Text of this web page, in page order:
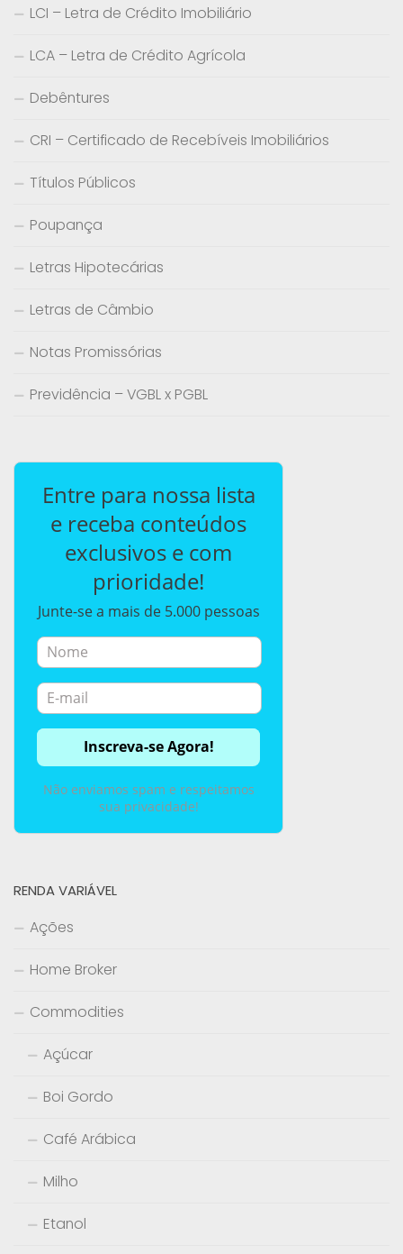
LCI – Letra de Crédito Imobiliário
LCA – Letra de Crédito Agrícola
Debêntures
CRI – Certificado de Recebíveis Imobiliários
Títulos Públicos
Poupança
Letras Hipotecárias
Letras de Câmbio
Notas Promissórias
Previdência – VGBL x PGBL
Entre para nossa lista
e receba conteúdos
exclusivos e com
prioridade!
Junte-se a mais de 5.000 pessoas
Não enviamos spam e respeitamos
sua privacidade!
RENDA VARIÁVEL
Ações
Home Broker
Commodities
Açúcar
Boi Gordo
Café Arábica
Milho
Etanol